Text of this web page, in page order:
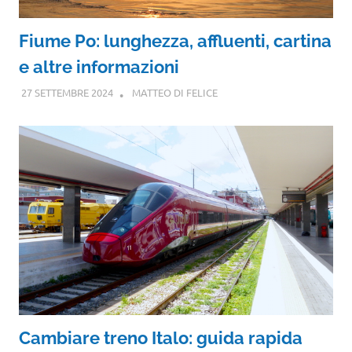
Fiume Po: lunghezza, affluenti, cartina
e altre informazioni
27 SETTEMBRE 2024 MATTEO DI FELICE
Cambiare treno Italo: guida rapida